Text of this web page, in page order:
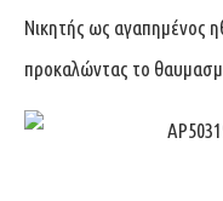
Νικητής ως αγαπημένος
προκαλώντας το